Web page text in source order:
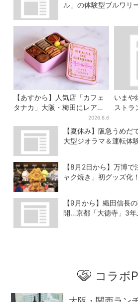
ル」の体験型ブルワリ
【あすから】人気店「カフェ
タナカ」大阪・梅田にレア商
品集結…本店人気パン＆限定
クッキー缶も！ 7日間の夏イ
ベント
2026.8.6
いまや
ストラ
一、
は絶景
【夏休み】阪急うめだ
大型ジオラマ＆運転体
【8月2日から】万博
ャク焼き」初グッズ化
【9月から】織田信長
開…京都「大徳寺」3年
コラボ